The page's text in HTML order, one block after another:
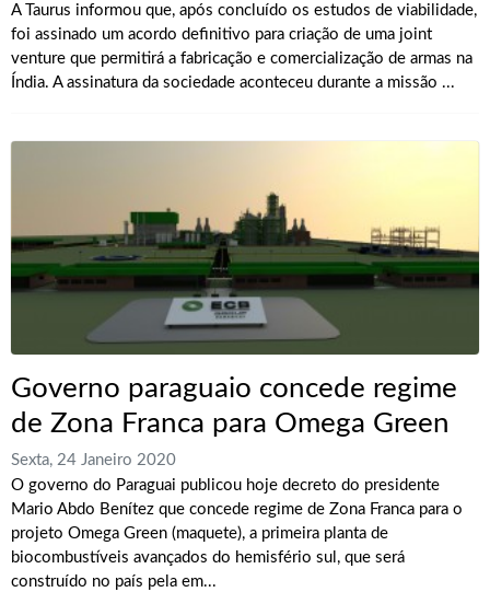
A Taurus informou que, após concluído os estudos de viabilidade,
foi assinado um acordo definitivo para criação de uma joint
venture que permitirá a fabricação e comercialização de armas na
Índia. A assinatura da sociedade aconteceu durante a missão ...
Governo paraguaio concede regime
de Zona Franca para Omega Green
Sexta, 24 Janeiro 2020
O governo do Paraguai publicou hoje decreto do presidente
Mario Abdo Benítez que concede regime de Zona Franca para o
projeto Omega Green (maquete), a primeira planta de
biocombustíveis avançados do hemisfério sul, que será
construído no país pela em...